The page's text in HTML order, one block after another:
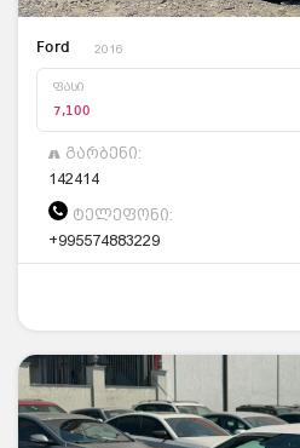
Ford 2016
ფასი
7,100
გარბენი:
142414
ტელეფონი:
+995574883229